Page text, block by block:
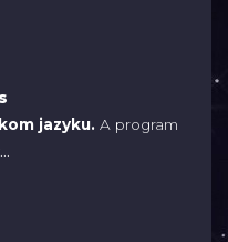
jazyku. A program